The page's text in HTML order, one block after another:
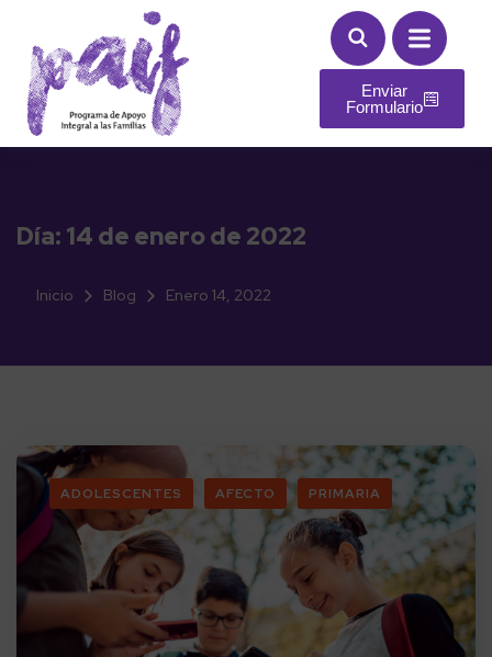
Enviar
Formulario
Día: 14 de enero de 2022
Inicio Blog Enero 14, 2022
ADOLESCENTES AFECTO PRIMARIA